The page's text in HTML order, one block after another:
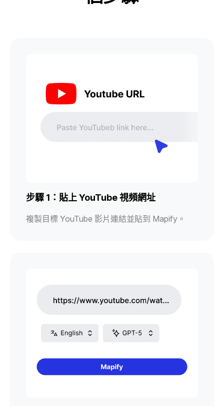
步驟 1：貼上 YouTube 視頻網址
複製目標 YouTube 影片連結並貼到 Mapify。